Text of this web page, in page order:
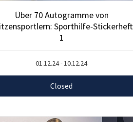
Über 70 Autogramme von
Sporthilfe-Stickerheft
1
01.12.24 - 10.12.24
Closed